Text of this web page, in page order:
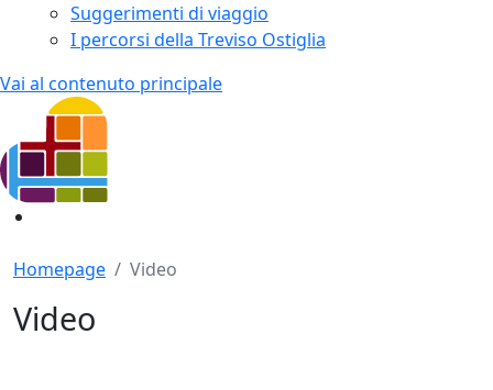
Suggerimenti di viaggio
I percorsi della Treviso Ostiglia
Vai al contenuto principale
Homepage Video
Video